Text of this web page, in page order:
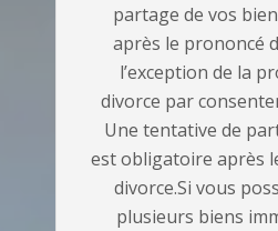
partage de vos
après le prononcé
l’exception de la
divorce par
Une tentative de
est obligatoire après
divorce.Si vous
plusieurs biens